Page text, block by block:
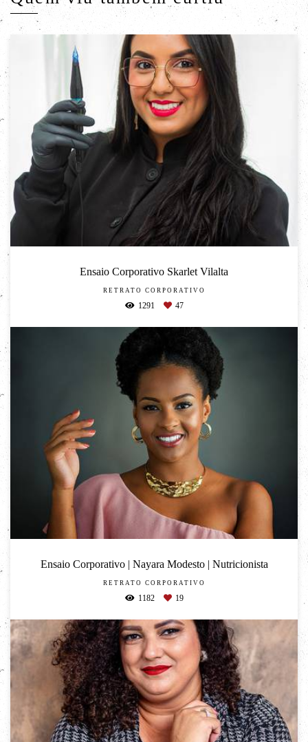
Ensaio Corporativo Skarlet Vilalta
RETRATO CORPORATIVO
1291 47
Ensaio Corporativo | Nayara Modesto | Nutricionista
RETRATO CORPORATIVO
1182 19